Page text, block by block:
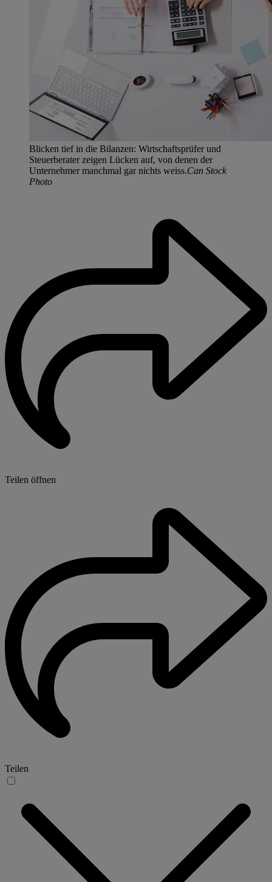
Blicken tief in die Bilanzen: Wirtschaftsprüfer und
Steuerberater zeigen Lücken auf, von denen der
Unternehmer manchmal gar nichts weiss.Can Stock
Photo
Teilen öffnen
Teilen